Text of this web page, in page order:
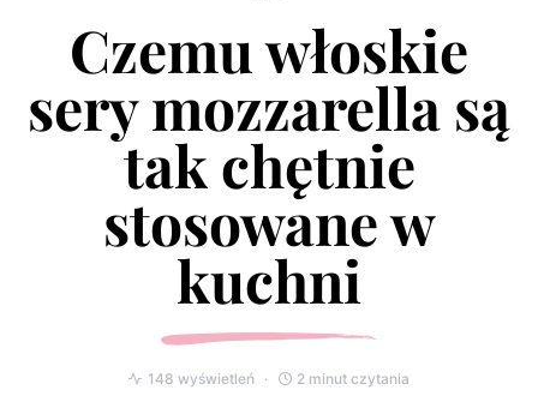
Czemu włoskie
sery mozzarella są
tak chętnie
stosowane w
kuchni
148 wyświetleń 2 minut czytania